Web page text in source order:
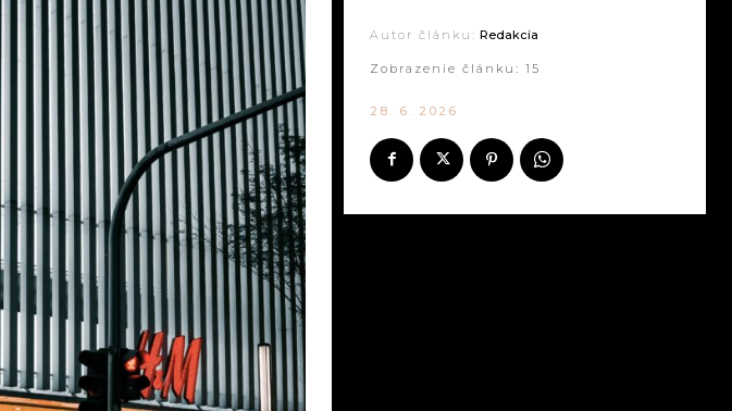
Autor článku: Redakcia
Zobrazenie článku: 15
28. 6. 2026